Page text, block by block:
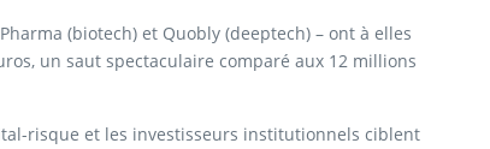
(biotech) et Quobly (deeptech) – ont à elles
un saut spectaculaire comparé aux 12 millions
risque et les investisseurs institutionnels ciblent